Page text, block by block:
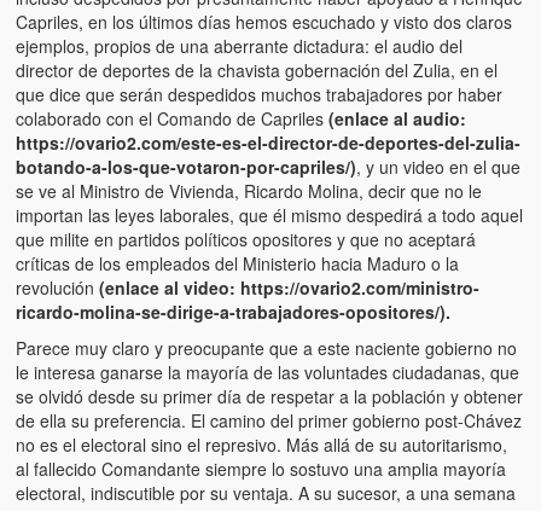
Capriles, en los últimos días hemos escuchado y visto dos claros
ejemplos, propios de una aberrante dictadura: el audio del
director de deportes de la chavista gobernación del Zulia, en el
que dice que serán despedidos muchos trabajadores por haber
colaborado con el Comando de Capriles(enlace al audio:
https://ovario2.com/este-es-el-director-de-deportes-del-zulia-
botando-a-los-que-votaron-por-capriles/), y un video en el que
se ve al Ministro de Vivienda, Ricardo Molina, decir que no le
importan las leyes laborales, que él mismo despedirá a todo aquel
que milite en partidos políticos opositores y que no aceptará
críticas de los empleados del Ministerio hacia Maduro o la
revolución(enlace al video: https://ovario2.com/ministro-
ricardo-molina-se-dirige-a-trabajadores-opositores/).
Parece muy claro y preocupante que a este naciente gobierno no
le interesa ganarse la mayoría de las voluntades ciudadanas, que
se olvidó desde su primer día de respetar a la población y obtener
de ella su preferencia. El camino del primer gobierno post-Chávez
no es el electoral sino el represivo. Más allá de su autoritarismo,
al fallecido Comandante siempre lo sostuvo una amplia mayoría
electoral, indiscutible por su ventaja. A su sucesor, a una semana